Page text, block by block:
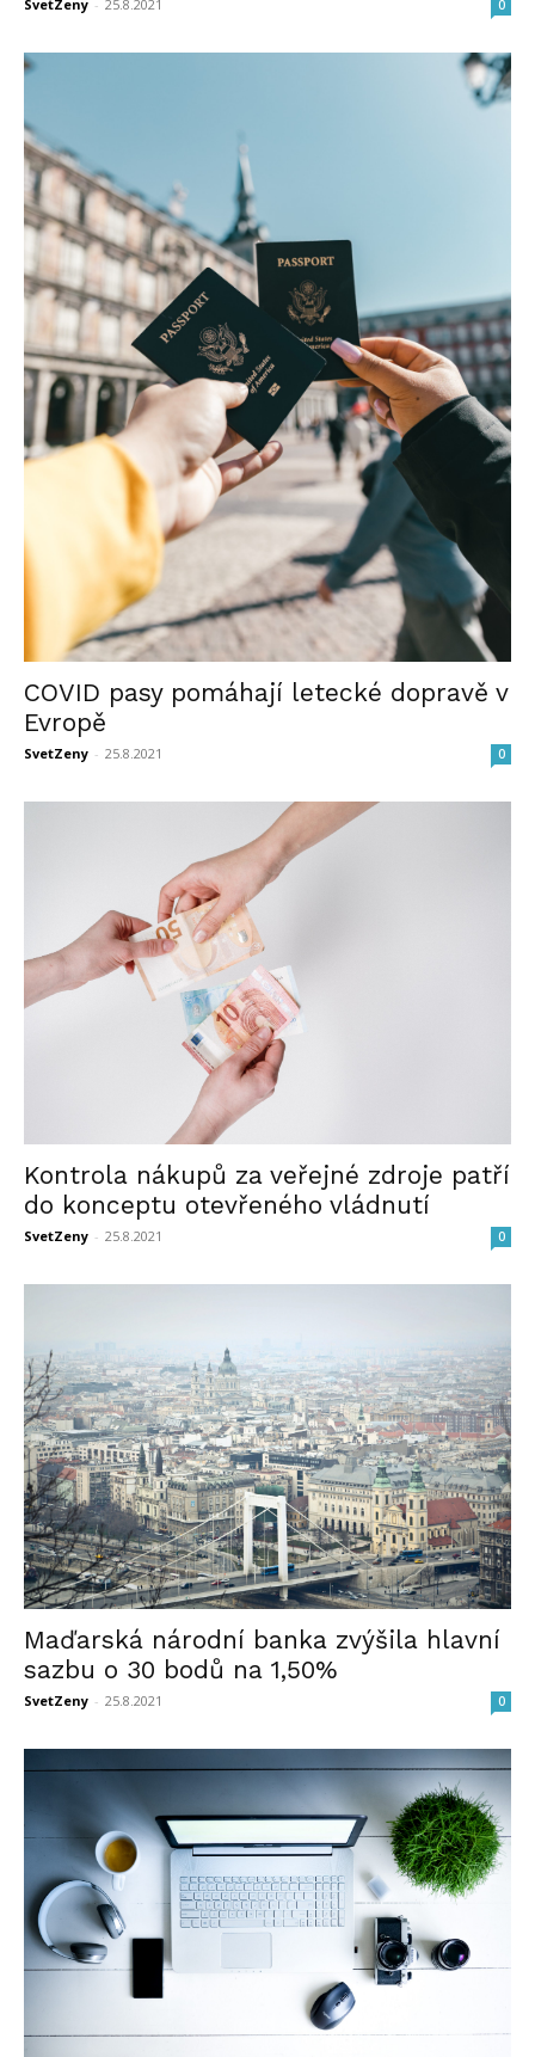
SvetZeny - 25.8.2021 0
COVID pasy pomáhají letecké dopravě v
Evropě
SvetZeny - 25.8.2021 0
Kontrola nákupů za veřejné zdroje patří
do konceptu otevřeného vládnutí
SvetZeny - 25.8.2021 0
Maďarská národní banka zvýšila hlavní
sazbu o 30 bodů na 1,50%
SvetZeny - 25.8.2021 0